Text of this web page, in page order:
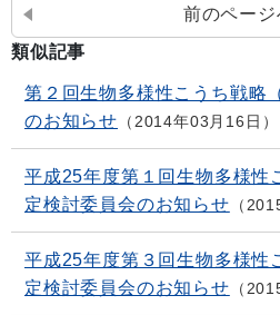
前のページ
類似記事
第２回生物多様性こうち戦略
のお知らせ
2014年03月16日
平成25年度第１回生物多様性
定検討委員会のお知らせ
平成25年度第３回生物多様性
定検討委員会のお知らせ